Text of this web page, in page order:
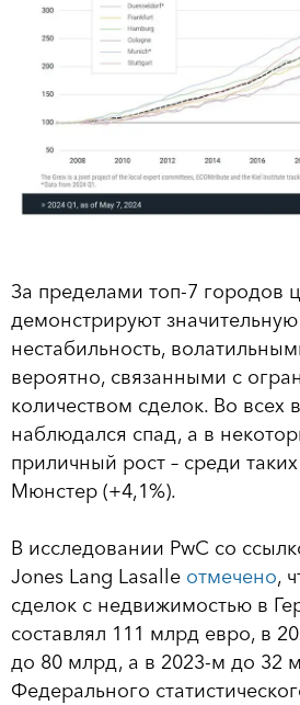
За пределами топ-7 городов
демонстрируют
нестабильность,
вероятно, связанными с
количеством сделок. Во всех
наблюдался спад, а в
приличный рост – среди
Мюнстер (+4,1%).
В исследовании PwC со
Jones Lang Lasalle отмечено,
сделок с недвижимостью в
составлял 111 млрд евро, в
до 80 млрд, а в 2023-м до 32
Федерального